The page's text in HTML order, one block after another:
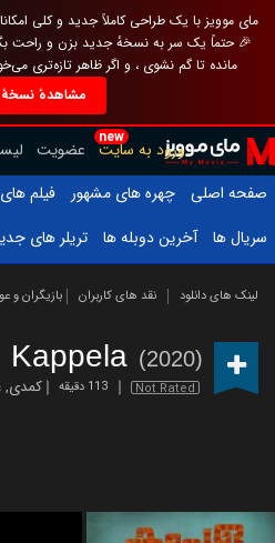
مای موویز با یک طراحی کاملاً جدید و کلی
🎉 حتماً یک سر به نسخهٔ جدید بزن و راحت
مانده تا گم نشوی ، و اگر ظاهر تازه‌تری
مشاهدهٔ
new
ورود به سایت عضویت
صفحه اصلی
چهره های مشهور
فیلم های
سریال ها
آخرین دوبله ها تریلر های
لینک های دانلود نقد های کاربران بازیگران و
Kappela (2020)
Not Rated 113 دقیقه کمدی,